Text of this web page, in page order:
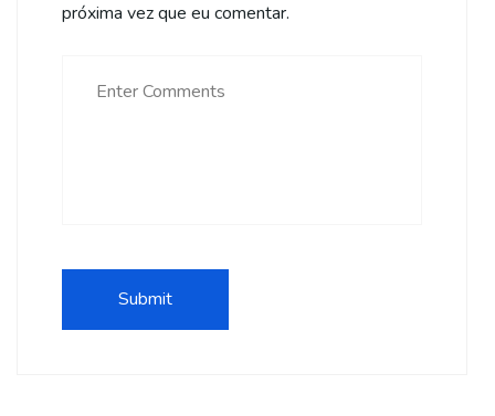
próxima vez que eu comentar.